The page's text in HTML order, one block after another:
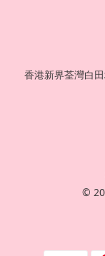
香港新界荃灣白
©